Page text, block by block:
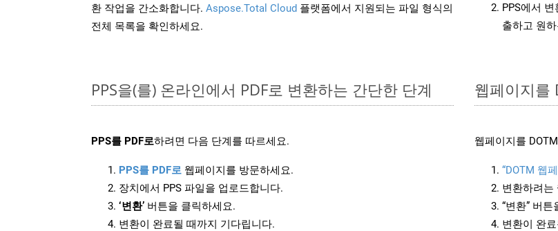
환 작업을 간소화합니다. Aspose.Total Cloud 플랫폼에서 지원되는 파일 형식의
전체 목록을 확인하세요.
PPS에서
출하고 원
PPS을(를) 온라인에서 PDF로 변환하는 간단한 단계
PPS를 PDF로하려면 다음 단계를 따르세요.
PPS를 PDF로 웹페이지를 방문하세요.
장치에서 PPS 파일을 업로드합니다.
‘변환’ 버튼을 클릭하세요.
변환이 완료될 때까지 기다립니다.
웹페이지를
웹페이지를
“DOTM 웹
변환하려는
“변환” 버
변환이 완